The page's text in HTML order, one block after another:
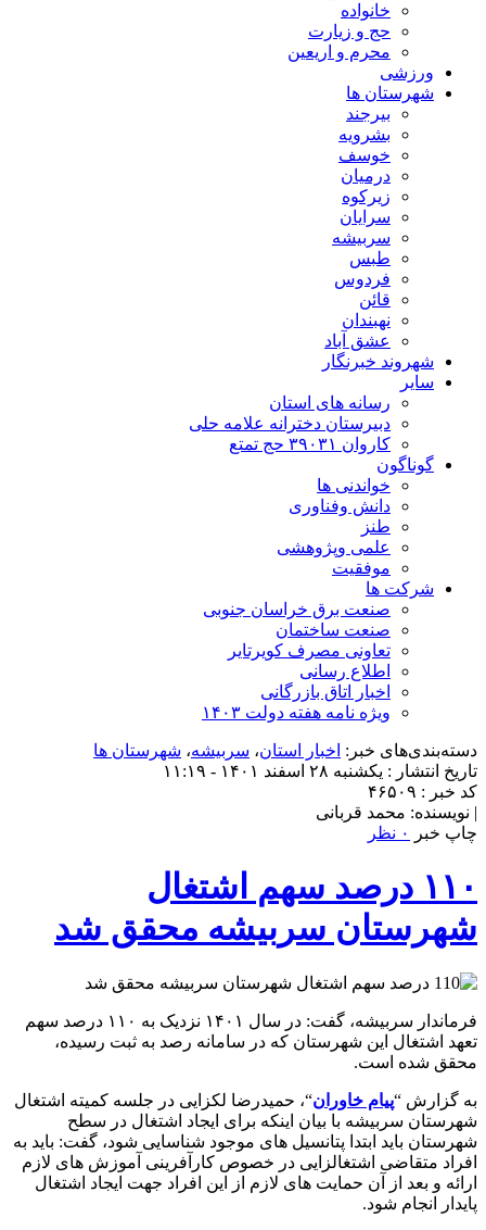
خانواده
حج و زیارت
محرم و اریعین
ورزشی
شهرستان ها
بیرجند
بشرویه
خوسف
درمیان
زیرکوه
سرایان
سربیشه
طبس
فردوس
قائن
نهبندان
عشق آباد
شهروند خبرنگار
سایر
رسانه های استان
دبیرستان دخترانه علامه حلی
کاروان ۳۹۰۳۱ حج تمتع
گوناگون
خواندنی ها
دانش وفناوری
طنز
علمی وپژوهشی
موفقیت
شرکت ها
صنعت برق خراسان جنوبی
صنعت ساختمان
تعاونی مصرف کویرتایر
اطلاع رسانی
اخبار اتاق بازرگانی
ویژه نامه هفته دولت ۱۴۰۳
دسته‌بندی‌های خبر: اخبار استان، سربیشه، شهرستان ها
تاریخ انتشار : یکشنبه ۲۸ اسفند ۱۴۰۱ - ۱۱:۱۹
کد خبر : ۴۶۵۰۹
| نویسنده: محمد قربانی
چاپ خبر
۰ نظر
۱۱۰ درصد سهم اشتغال
شهرستان سربیشه محقق شد
فرماندار سربیشه، گفت: در سال ۱۴۰۱ نزدیک به ۱۱۰ درصد سهم
تعهد اشتغال این شهرستان که در سامانه رصد به ثبت رسیده،
محقق شده است.
به گزارش “پیام خاوران“، حمیدرضا لکزایی در جلسه کمیته اشتغال
شهرستان سربیشه با بیان اینکه برای ایجاد اشتغال در سطح
شهرستان باید ابتدا پتانسیل های موجود شناسایی شود، گفت: باید به
افراد متقاضی اشتغالزایی در خصوص کارآفرینی آموزش های لازم
ارائه و بعد از آن حمایت های لازم از این افراد جهت ایجاد اشتغال
پایدار انجام شود.